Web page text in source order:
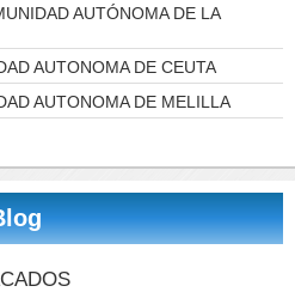
AUTÓNOMA DE LA
AUTONOMA DE CEUTA
AUTONOMA DE MELILLA